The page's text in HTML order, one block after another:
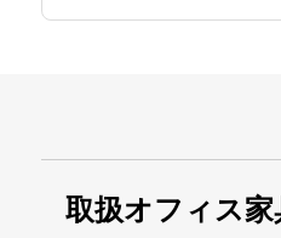
取扱オフィス家